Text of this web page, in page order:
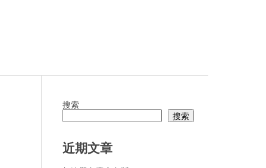
搜索
搜索
近期文章